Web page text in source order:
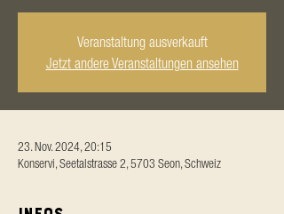
Veranstaltung ausverkauft
Jetzt andere Veranstaltungen ansehen
23. Nov. 2024, 20:15
Konservi, Seetalstrasse 2, 5703 Seon, Schweiz